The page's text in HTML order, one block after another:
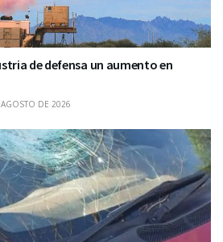
de defensa un aumento en
DE 2026